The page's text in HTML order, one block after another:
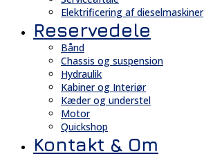
Elektrificering af dieselmaskiner
Reservedele
Bånd
Chassis og suspension
Hydraulik
Kabiner og Interiør
Kæder og understel
Motor
Quickshop
Kontakt & Om